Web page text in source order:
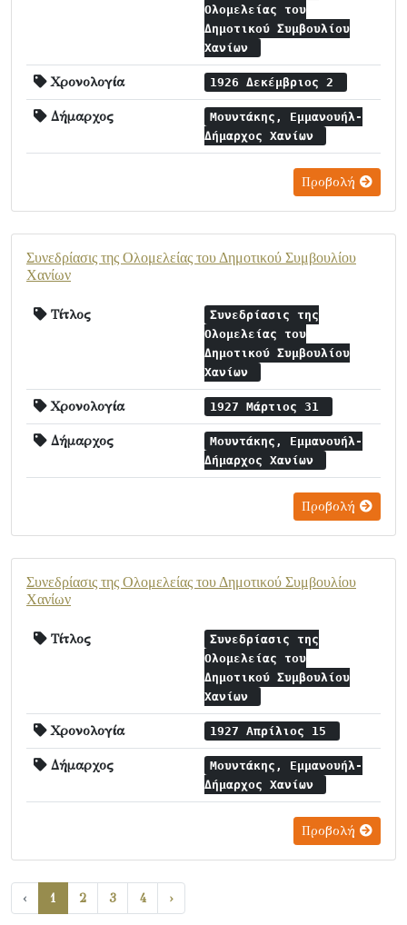
Ολομελείας του
Δημοτικού Συμβουλίου
Χανίων
Χρονολογία 1926 Δεκέμβριος 2
Δήμαρχος
Μουντάκης, Εμμανουήλ-
Δήμαρχος Χανίων
Προβολή
Συνεδρίασις της Ολομελείας του Δημοτικού Συμβουλίου
Χανίων
Τίτλος
Συνεδρίασις της
Ολομελείας του
Δημοτικού Συμβουλίου
Χανίων
Χρονολογία 1927 Μάρτιος 31
Δήμαρχος
Μουντάκης, Εμμανουήλ-
Δήμαρχος Χανίων
Προβολή
Συνεδρίασις της Ολομελείας του Δημοτικού Συμβουλίου
Χανίων
Τίτλος
Συνεδρίασις της
Ολομελείας του
Δημοτικού Συμβουλίου
Χανίων
Χρονολογία 1927 Απρίλιος 15
Δήμαρχος
Μουντάκης, Εμμανουήλ-
Δήμαρχος Χανίων
Προβολή
‹ 1 2 3 4 ›